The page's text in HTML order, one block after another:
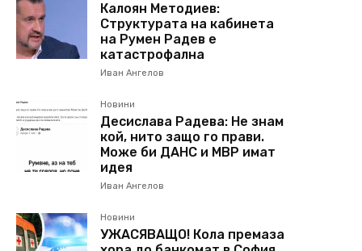
Калоян Методиев:
Структурата на кабинета
на Румен Радев е
катастрофална
Иван Ангелов
Новини
Десислава Радева: Не знам
кой, нито защо го прави.
Може би ДАНС и МВР имат
идея
Иван Ангелов
Новини
УЖАСЯВАЩО! Кола премаза